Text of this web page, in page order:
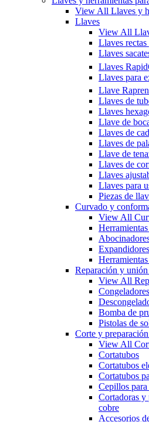
View All Llaves y
Llaves
View All
Llaves rectas
Llaves
Llaves
Llaves para
Llave
Llaves de
Llaves
Llave de
Llaves de
Llaves de
Llave de
Llaves de
Llaves
Llaves para
Piezas de
Curvado y
View All
Reparación y
View All
Bomba de
Pistolas de
Corte y
View All
Cortatubos
Cortatubos
Cortatubos
Cepillos
Cortadoras y
cobre
Accesorios